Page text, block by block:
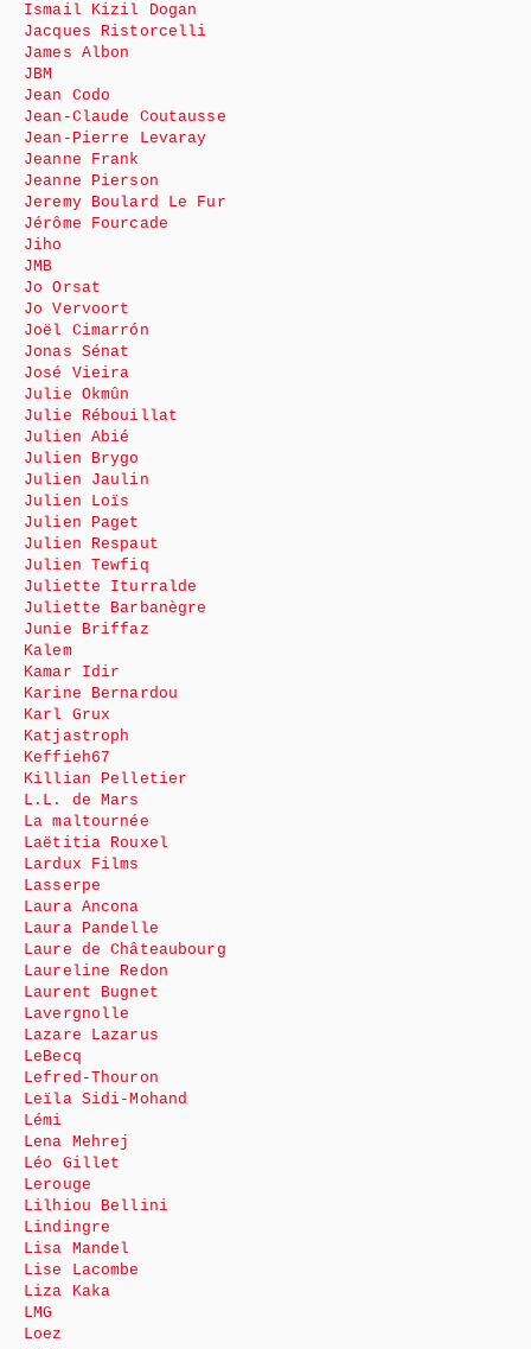
Ismail Kizil Dogan
Jacques Ristorcelli
James Albon
JBM
Jean Codo
Jean-Claude Coutausse
Jean-Pierre Levaray
Jeanne Frank
Jeanne Pierson
Jeremy Boulard Le Fur
Jérôme Fourcade
Jiho
JMB
Jo Orsat
Jo Vervoort
Joël Cimarrón
Jonas Sénat
José Vieira
Julie Okmûn
Julie Rébouillat
Julien Abié
Julien Brygo
Julien Jaulin
Julien Loïs
Julien Paget
Julien Respaut
Julien Tewfiq
Juliette Iturralde
Juliette Barbanègre
Junie Briffaz
Kalem
Kamar Idir
Karine Bernardou
Karl Grux
Katjastroph
Keffieh67
Killian Pelletier
L.L. de Mars
La maltournée
Laëtitia Rouxel
Lardux Films
Lasserpe
Laura Ancona
Laura Pandelle
Laure de Châteaubourg
Laureline Redon
Laurent Bugnet
Lavergnolle
Lazare Lazarus
LeBecq
Lefred-Thouron
Leïla Sidi-Mohand
Lémi
Lena Mehrej
Léo Gillet
Lerouge
Lilhiou Bellini
Lindingre
Lisa Mandel
Lise Lacombe
Liza Kaka
LMG
Loez